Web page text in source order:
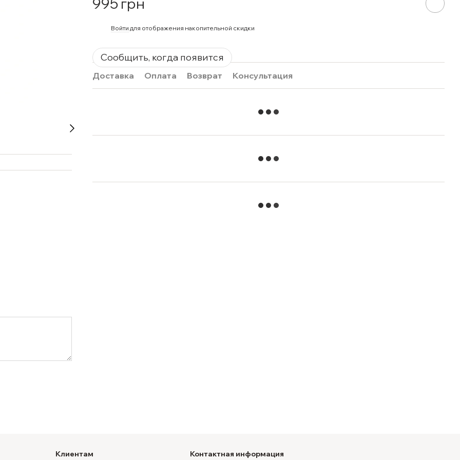
Войти для отображения накопительной скидки
Сообщить, когда появится
Доставка Оплата Возврат Консультация
Клиентам Контактная информация